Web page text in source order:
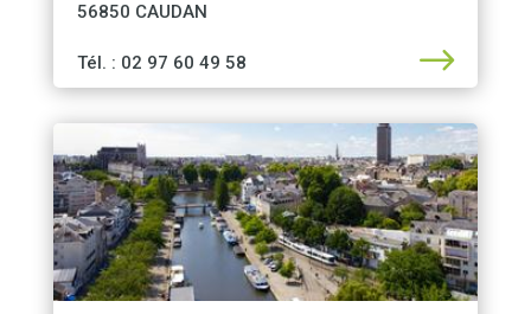
56850 CAUDAN
Tél. : 02 97 60 49 58 $